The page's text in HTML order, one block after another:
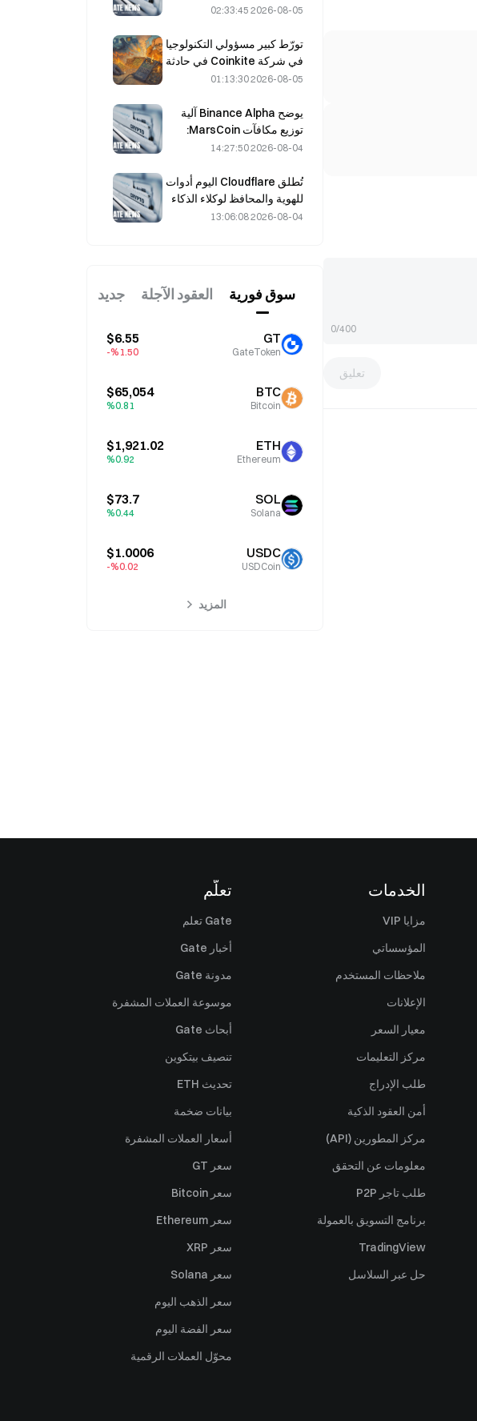
0/400
تعليق
2026-08-05 02:33:45
تورّط كبير مسؤولي التكنولوجيا
في شركة Coinkite في حادثة
الهجمات وخسائر بلغت 114
مليون دولار.
2026-08-05 01:13:30
يوضح Binance Alpha آلية
توزيع مكافآت MarsCoin:
تُرسل المكافآت تلقائيًا إلى
مستخدمو منصات التداول
المركزية على SPCXB بشرط
بلوغ متوسط شهري لا يقل عن
2026-08-04 14:27:50
تُطلق Cloudflare اليوم أدوات
للهوية والمحافظ لوكلاء الذكاء
الاصطناعي.
2026-08-04 13:06:08
سوق فوریة العقود الآجلة جديد
GT
GateToken
$6.55
%1.50-
BTC
Bitcoin
$65,054
%0.81
ETH
Ethereum
$1,921.02
%0.92
SOL
Solana
$73.7
%0.44
USDC
USDCoin
$1.0006
%0.02-
المزيد
الخدمات
مزايا VIP
المؤسساتي
ملاحظات المستخدم
الإعلانات
معيار السعر
مركز التعليمات
طلب الإدراج
أمن العقود الذكية
مركز المطورين (API)
معلومات عن التحقق
طلب تاجر P2P
برنامج التسويق بالعمولة
TradingView
حل عبر السلاسل
تعلّم
Gate تعلم
أخبار Gate
مدونة Gate
موسوعة العملات المشفرة
أبحاث Gate
تنصيف بيتكوين
تحديث ETH
بيانات ضخمة
أسعار العملات المشفرة
سعر GT
سعر Bitcoin
سعر Ethereum
سعر XRP
سعر Solana
سعر الذهب اليوم
سعر الفضة اليوم
محوّل العملات الرقمية